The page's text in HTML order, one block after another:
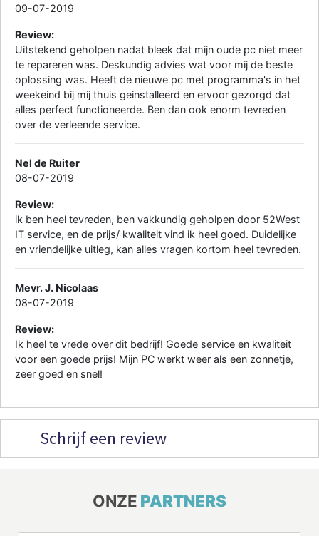
09-07-2019
Review:
Uitstekend geholpen nadat bleek dat mijn oude pc niet meer
te repareren was. Deskundig advies wat voor mij de beste
oplossing was. Heeft de nieuwe pc met programma's in het
weekeind bij mij thuis geinstalleerd en ervoor gezorgd dat
alles perfect functioneerde. Ben dan ook enorm tevreden
over de verleende service.
Nel de Ruiter
08-07-2019
Review:
ik ben heel tevreden, ben vakkundig geholpen door 52West
IT service, en de prijs/ kwaliteit vind ik heel goed. Duidelijke
en vriendelijke uitleg, kan alles vragen kortom heel tevreden.
Mevr. J. Nicolaas
08-07-2019
Review:
Ik heel te vrede over dit bedrijf! Goede service en kwaliteit
voor een goede prijs! Mijn PC werkt weer als een zonnetje,
zeer goed en snel!
Schrijf een review
ONZE PARTNERS